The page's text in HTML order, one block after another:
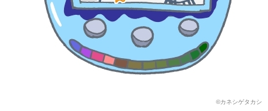
©カネシゲタカシ